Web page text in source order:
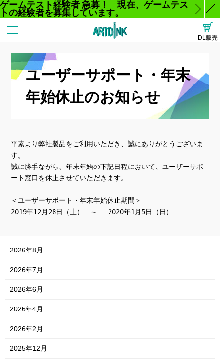
ゲームテスト経験者 急募！ 現在、ゲームテス
トの経験者を募集しています。
じ
DL販売
ユーザーサポート・年末
年始休止のお知らせ
平素より弊社製品をご利用いただき、誠にありがとうございま
す。
誠に勝手ながら、年末年始の下記日程において、ユーザーサポ
ート窓口を休止させていただきます。
＜ユーザーサポート・年末年始休止期間＞
2019年12月28日（土）　～　 2020年1月5日（日）
2026年8月
2026年7月
2026年6月
2026年4月
2026年2月
2025年12月